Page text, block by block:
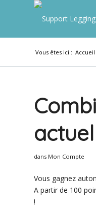
Vous êtes ici :
dans Mon Compte
Vous gagnez
A partir de 100
!